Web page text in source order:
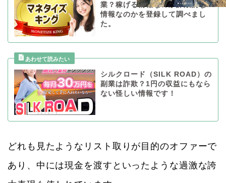
業？稼げる情報なのか詐欺的な
情報なのかを登録して調べまし
た。
シルクロード（SILK ROAD）の
副業は詐欺？1円の収益にもなら
ない怪しい情報です！
どれも見たようなリスト取りが目的のオファーで
あり、中には現金を渡すといったような過激な誇